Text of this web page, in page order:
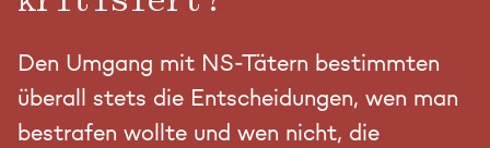
Den Umgang mit NS-Tätern bestimmten
überall stets die Entscheidungen, wen man
bestrafen wollte und wen nicht, die